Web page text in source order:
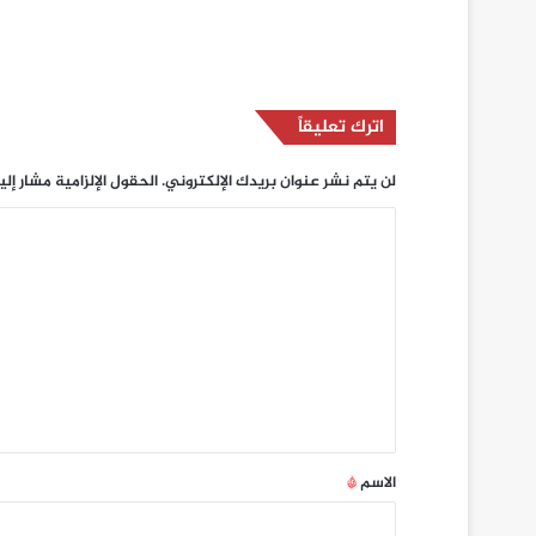
اترك تعليقاً
لن يتم نشر عنوان بريدك الإلكتروني.الحقول الإلزامية مشار
*
الاسم*